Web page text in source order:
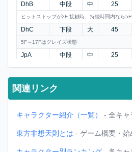
DhB
中段 中 25
ヒットストップが2F 接触時、持続時間内なら
DhC 下段 大 45
5F～17Fはグレイズ状態
JpA 中段 中 25
Jp6A
中段 大 45
ヒットストップが5F 接触時、持続時間内なら
関連リンク
キャラクター紹介（一覧） - 全キャ
東方非想天則とは - ゲーム概要・始